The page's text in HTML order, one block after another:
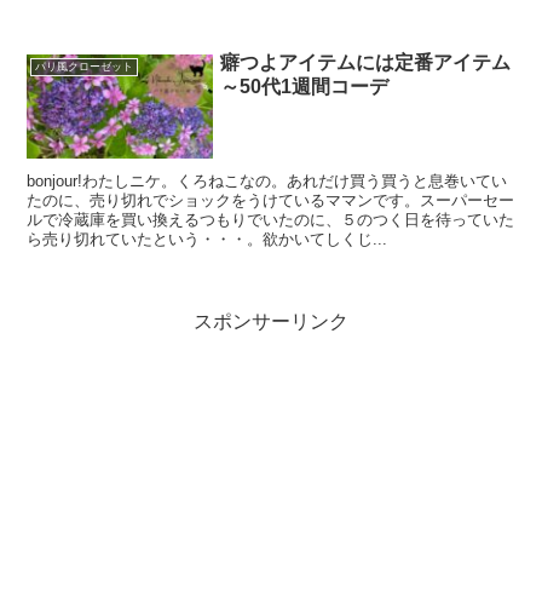
パリ風クローゼット
癖つよアイテムには定番アイテム
～50代1週間コーデ
bonjour!わたしニケ。くろねこなの。あれだけ買う買うと息巻いてい
たのに、売り切れでショックをうけているママンです。スーパーセー
ルで冷蔵庫を買い換えるつもりでいたのに、５のつく日を待っていた
ら売り切れていたという・・・。欲かいてしくじ...
スポンサーリンク